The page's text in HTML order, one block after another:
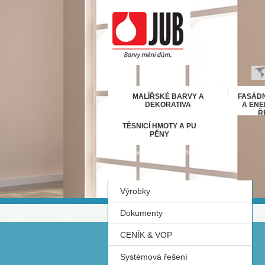
MALÍŘSKÉ BARVY A
DEKORATIVA
A
TĚSNICÍ HMOTY A PU
PĚNY
Dokumenty Instruktážní videa
Výrobky
Dokumenty
CENÍK & VOP
Systémová řešení